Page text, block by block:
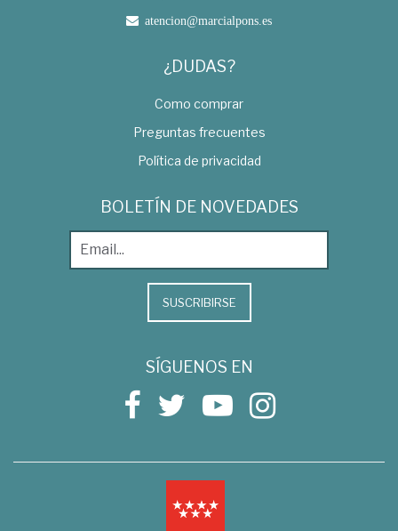
atencion@marcialpons.es
¿DUDAS?
Como comprar
Preguntas frecuentes
Política de privacidad
BOLETÍN DE NOVEDADES
SUSCRIBIRSE
SÍGUENOS EN